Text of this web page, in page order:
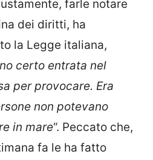
farle notare
dei diritti, ha
la Legge italiana,
certo entrata nel
per provocare. Era
non potevano
in mare“. Peccato che,
fa le ha fatto